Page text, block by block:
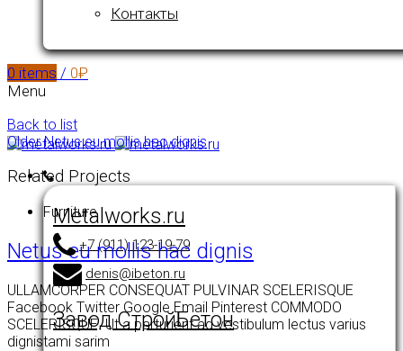
Контакты
0 items / 0₽
Menu
Metalworks.ru
+7 (911) 123-19-79
denis@ibeton.ru
Завод СтройБетон
Back to list
Older Netus eu mollis hac dignis
Related Projects
Furniture
Netus eu mollis hac dignis
ULLAMCORPER CONSEQUAT PULVINAR SCELERISQUE
Facebook Twitter Google Email Pinterest COMMODO
SCELERISQUE. Ut a parturient ad vestibulum lectus varius
dignistami sarim